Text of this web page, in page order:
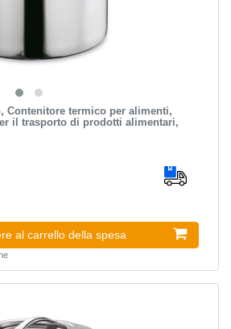
Contenitore termico per alimenti,
il trasporto di prodotti alimentari,
al carrello della spesa